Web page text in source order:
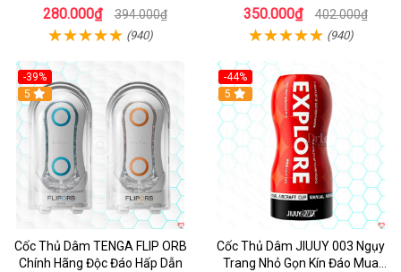
Cảm
280.000₫ 394.000₫
(940)
350.000₫ 402.000₫
(940)
-39%
Hot
5
Cốc Thủ Dâm TENGA FLIP ORB
Chính Hãng Độc Đáo Hấp Dẫn
-44%
Hot
5
Cốc Thủ Dâm JIUUY 003 Ngụy
Trang Nhỏ Gọn Kín Đáo Mua